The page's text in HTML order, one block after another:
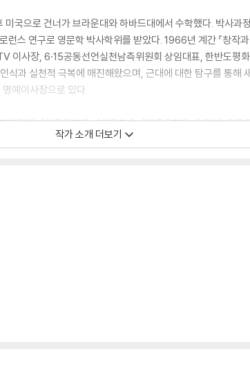
국으로 건너가 브라운대와 하바드대에서 수학했다. 박사
스 연구로 영문학 박사학위를 받았다. 1966년 계간 『창작
이사장, 6·15공동선언실천남측위원회 상임대표, 한반도평
식과 실천적 극복에 매진해왔으며, 근대에 대한 탐구를 통해
명예이사장으로 있다.
정판) 『민족문학과 세계문학 2』 『민족문학의 새 단계: 민
과 세계문학 5』 등의 문학평론집과 연구비평서 『서양의 개
문화상, 제3회 후광김대중학술상 등을 수상했다.
작가 소개 더보기